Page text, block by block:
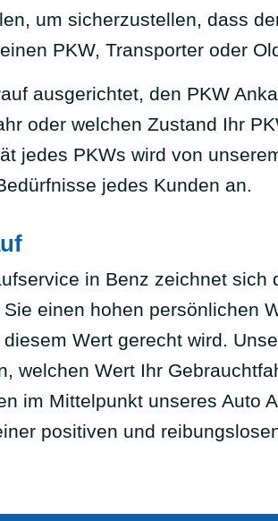
um sicherzustellen, dass
PKW, Transporter oder
ausgerichtet, den PKW
oder welchen Zustand Ihr
jedes PKWs wird von
jedes Kunden an.
in Benz zeichnet
einen hohen persönlichen
Wert gerecht wird.
welchen Wert Ihr
im Mittelpunkt unseres
positiven und